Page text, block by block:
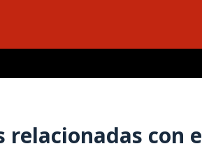
relacionadas con